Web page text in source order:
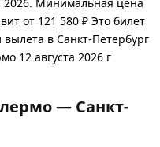
от 121 580 ₽ Это билет
в Санкт-Петербург
12 августа 2026 г
— Санкт-